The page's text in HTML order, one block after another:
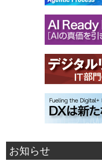
お知らせ